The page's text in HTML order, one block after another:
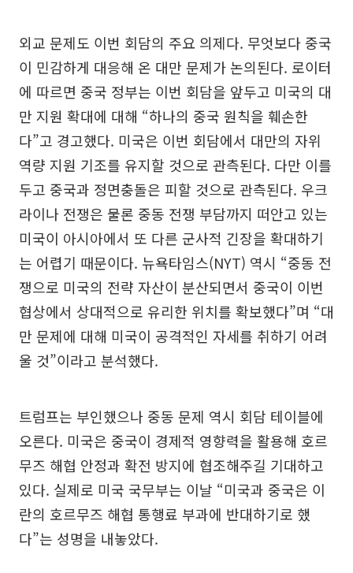
외교 문제도 이번 회담의 주요 의제다. 무엇보다 중국
이 민감하게 대응해 온 대만 문제가 논의된다. 로이터
에 따르면 중국 정부는 이번 회담을 앞두고 미국의 대
만 지원 확대에 대해 “하나의 중국 원칙을 훼손한
다”고 경고했다. 미국은 이번 회담에서 대만의 자위
역량 지원 기조를 유지할 것으로 관측된다. 다만 이를
두고 중국과 정면충돌은 피할 것으로 관측된다. 우크
라이나 전쟁은 물론 중동 전쟁 부담까지 떠안고 있는
미국이 아시아에서 또 다른 군사적 긴장을 확대하기
는 어렵기 때문이다. 뉴욕타임스(NYT) 역시 “중동 전
쟁으로 미국의 전략 자산이 분산되면서 중국이 이번
협상에서 상대적으로 유리한 위치를 확보했다”며 “대
만 문제에 대해 미국이 공격적인 자세를 취하기 어려
울 것”이라고 분석했다.
트럼프는 부인했으나 중동 문제 역시 회담 테이블에
오른다. 미국은 중국이 경제적 영향력을 활용해 호르
무즈 해협 안정과 확전 방지에 협조해주길 기대하고
있다. 실제로 미국 국무부는 이날 “미국과 중국은 이
란의 호르무즈 해협 통행료 부과에 반대하기로 했
다”는 성명을 내놓았다.